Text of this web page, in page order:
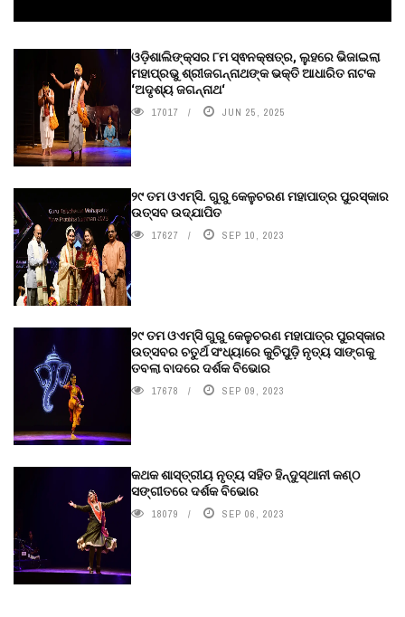
ଓଡ଼ିଶାଲିଙ୍କ୍ସର ୮ମ ସ୍ଵନକ୍ଷତ୍ର, ଲୁହରେ ଭିଜାଇଲା
ମହାପ୍ରଭୁ ଶ୍ରୀଜଗନ୍ନାଥଙ୍କ ଭକ୍ତି ଆଧାରିତ ନାଟକ
‘ଅଦୃଶ୍ୟ ଜଗନ୍ନାଥ‘
17017 JUN 25, 2025
୨୯ ତମ ଓଏମ୍‌ସି. ଗୁରୁ କେଳୁଚରଣ ମହାପାତ୍ର ପୁରସ୍କାର
ଉତ୍ସବ ଉଦ୍‍ଯାପିତ
17627 SEP 10, 2023
୨୯ ତମ ଓଏମ୍‌ସି ଗୁରୁ କେଳୁଚରଣ ମହାପାତ୍ର ପୁରସ୍କାର
ଉତ୍ସବର ଚତୁର୍ଥ ସଂଧ୍ୟାରେ କୁଚିପୁଡ଼ି ନୃତ୍ୟ ସାଙ୍ଗକୁ
ତବଲା ବାଦରେ ଦର୍ଶକ ବିଭୋର
17678 SEP 09, 2023
କଥକ ଶାସ୍ତ୍ରୀୟ ନୃତ୍ୟ ସହିତ ହିନ୍ଦୁସ୍ଥାନୀ କଣ୍ଠ
ସଙ୍ଗୀତରେ ଦର୍ଶକ ବିଭୋର
18079 SEP 06, 2023